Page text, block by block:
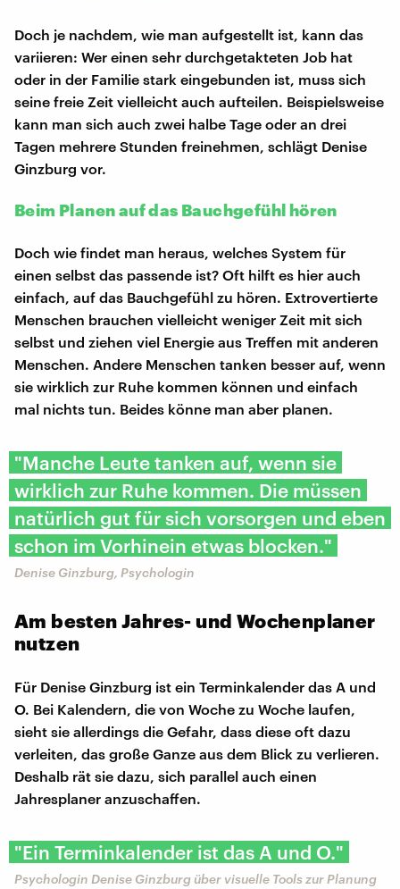
Doch je nachdem, wie man aufgestellt ist, kann das
variieren: Wer einen sehr durchgetakteten Job hat
oder in der Familie stark eingebunden ist, muss sich
seine freie Zeit vielleicht auch aufteilen. Beispielsweise
kann man sich auch zwei halbe Tage oder an drei
Tagen mehrere Stunden freinehmen, schlägt Denise
Ginzburg vor.
Beim Planen auf das Bauchgefühl hören
Doch wie findet man heraus, welches System für
einen selbst das passende ist? Oft hilft es hier auch
einfach, auf das Bauchgefühl zu hören. Extrovertierte
Menschen brauchen vielleicht weniger Zeit mit sich
selbst und ziehen viel Energie aus Treffen mit anderen
Menschen. Andere Menschen tanken besser auf, wenn
sie wirklich zur Ruhe kommen können und einfach
mal nichts tun. Beides könne man aber planen.
"Manche Leute tanken auf, wenn sie
wirklich zur Ruhe kommen. Die müssen
natürlich gut für sich vorsorgen und eben
schon im Vorhinein etwas blocken."
Denise Ginzburg, Psychologin
Am besten Jahres- und Wochenplaner
nutzen
Für Denise Ginzburg ist ein Terminkalender das A und
O. Bei Kalendern, die von Woche zu Woche laufen,
sieht sie allerdings die Gefahr, dass diese oft dazu
verleiten, das große Ganze aus dem Blick zu verlieren.
Deshalb rät sie dazu, sich parallel auch einen
Jahresplaner anzuschaffen.
"Ein Terminkalender ist das A und O."
Psychologin Denise Ginzburg über visuelle Tools zur Planung